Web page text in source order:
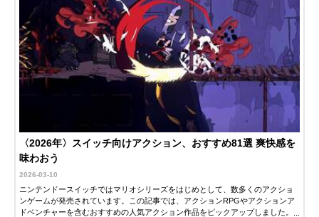
〈2026年〉スイッチ向けアクション、おすすめ81選 爽快感を
味わおう
2026-03-10
ニンテンドースイッチではマリオシリーズをはじめとして、数多くのアクショ
ンゲームが発売されています。この記事では、アクションRPGやアクションア
ドベンチャーを含むおすすめの人気アクション作品をピックアップしました。